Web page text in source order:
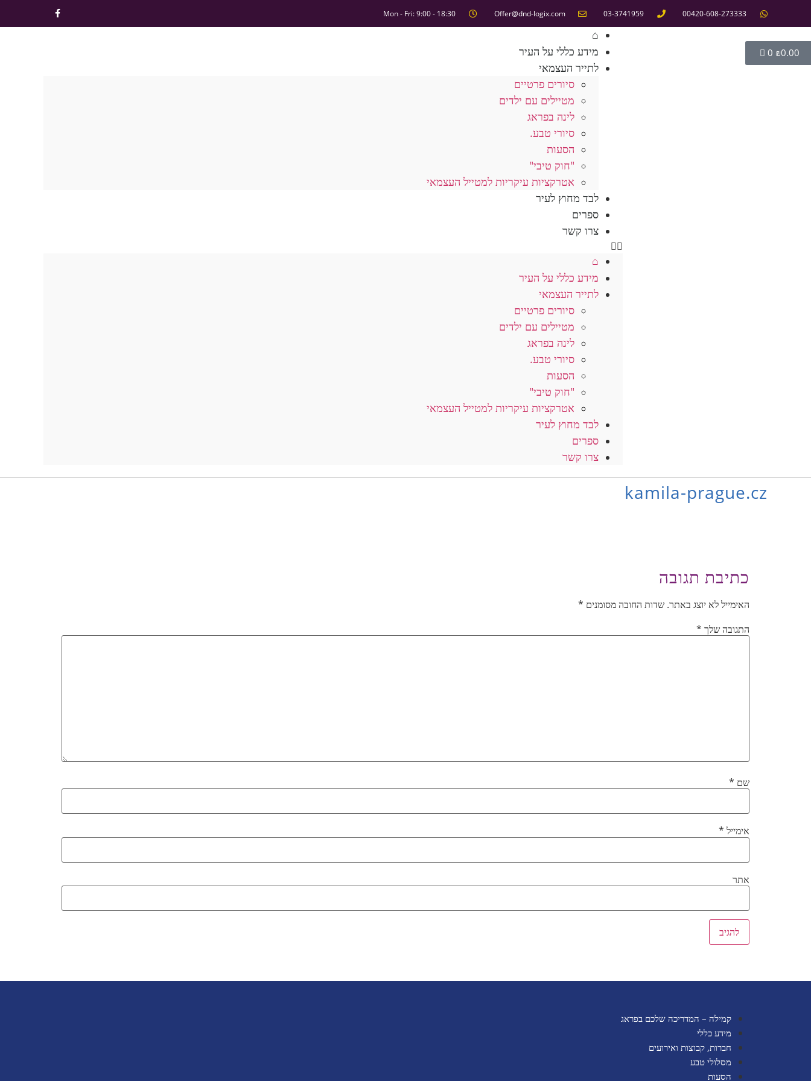
00420-608-273333
03-3741959
Offer@dnd-logix.com
Mon - Fri: 9:00 - 18:30
⌂
מידע כללי על העיר
לתייר העצמאי
סיורים פרטיים
מטיילים עם ילדים
לינה בפראג
סיורי טבע.
הסעות
"חוק טיבי"
אטרקציות עיקריות למטייל העצמאי
לבד מחוץ לעיר
ספרים
צרו קשר
⌂
מידע כללי על העיר
לתייר העצמאי
סיורים פרטיים
מטיילים עם ילדים
לינה בפראג
סיורי טבע.
הסעות
"חוק טיבי"
אטרקציות עיקריות למטייל העצמאי
לבד מחוץ לעיר
ספרים
צרו קשר
₪0.00
0
kamila-prague.cz
כתיבת תגובה
האימייל לא יוצג באתר. שדות החובה מסומנים *
התגובה שלך *
שם *
אימייל *
אתר
קמילה – המדריכה שלכם בפראג
מידע כללי
חברות, קבוצות ואירועים
מסלולי טבע
הסעות